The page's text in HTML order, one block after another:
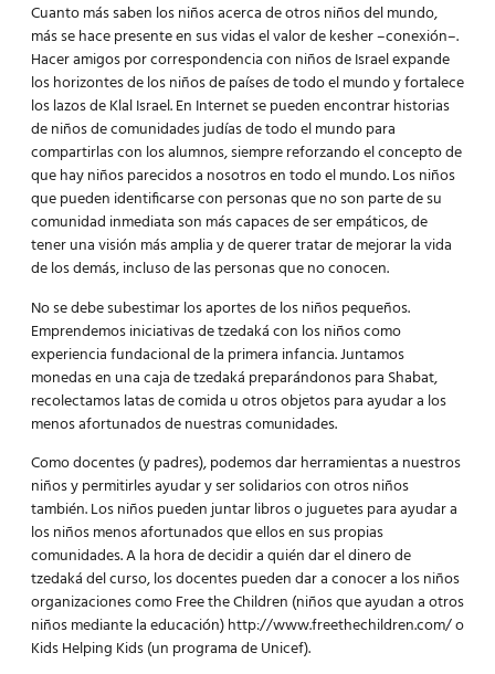
Cuanto más saben los niños acerca de otros niños del mundo,
más se hace presente en sus vidas el valor de kesher –conexión–.
Hacer amigos por correspondencia con niños de Israel expande
los horizontes de los niños de países de todo el mundo y fortalece
los lazos de Klal Israel. En Internet se pueden encontrar historias
de niños de comunidades judías de todo el mundo para
compartirlas con los alumnos, siempre reforzando el concepto de
que hay niños parecidos a nosotros en todo el mundo. Los niños
que pueden identificarse con personas que no son parte de su
comunidad inmediata son más capaces de ser empáticos, de
tener una visión más amplia y de querer tratar de mejorar la vida
de los demás, incluso de las personas que no conocen.
No se debe subestimar los aportes de los niños pequeños.
Emprendemos iniciativas de tzedaká con los niños como
experiencia fundacional de la primera infancia. Juntamos
monedas en una caja de tzedaká preparándonos para Shabat,
recolectamos latas de comida u otros objetos para ayudar a los
menos afortunados de nuestras comunidades.
Como docentes (y padres), podemos dar herramientas a nuestros
niños y permitirles ayudar y ser solidarios con otros niños
también. Los niños pueden juntar libros o juguetes para ayudar a
los niños menos afortunados que ellos en sus propias
comunidades. A la hora de decidir a quién dar el dinero de
tzedaká del curso, los docentes pueden dar a conocer a los niños
organizaciones como Free the Children (niños que ayudan a otros
niños mediante la educación) http://www.freethechildren.com/ o
Kids Helping Kids (un programa de Unicef).